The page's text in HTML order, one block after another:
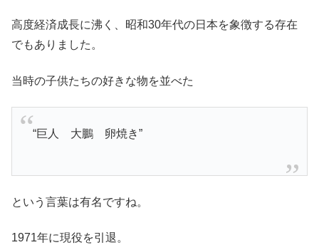
高度経済成長に沸く、昭和30年代の日本を象徴する存在
でもありました。
当時の子供たちの好きな物を並べた
“巨人 大鵬 卵焼き”
という言葉は有名ですね。
1971年に現役を引退。